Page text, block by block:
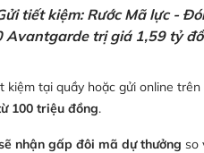
tiết kiệm: Rước Mã lực -
Avantgarde trị giá 1,59 tỷ
tại quầy hoặc gửi online
100 triệu đồng.
nhận gấp đôi mã dự thưởng so